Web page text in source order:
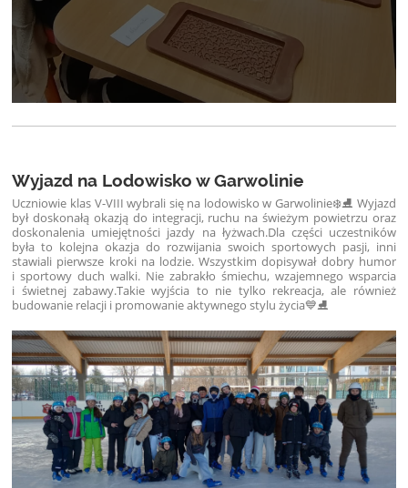
Wyjazd na Lodowisko w Garwolinie
Uczniowie klas V-VIII wybrali się na lodowisko w Garwolinie❄️⛸️ Wyjazd
był doskonałą okazją do integracji, ruchu na świeżym powietrzu oraz
doskonalenia umiejętności jazdy na łyżwach.Dla części uczestników
była to kolejna okazja do rozwijania swoich sportowych pasji, inni
stawiali pierwsze kroki na lodzie. Wszystkim dopisywał dobry humor
i sportowy duch walki. Nie zabrakło śmiechu, wzajemnego wsparcia
i świetnej zabawy.Takie wyjścia to nie tylko rekreacja, ale również
budowanie relacji i promowanie aktywnego stylu życia💙⛸️